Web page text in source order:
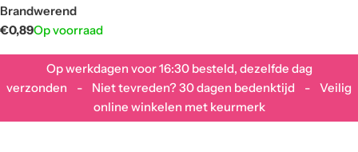
Brandwerend
Normale
€0,89Op voorraad
Op werkdagen voor 16:30 besteld, dezelfde dag
verzonden - Niet tevreden? 30 dagen bedenktijd - Veilig
online winkelen met keurmerk